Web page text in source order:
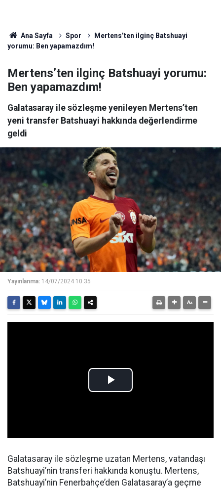
Ana Sayfa Spor
Mertens’ten ilginç Batshuayi
yorumu: Ben yapamazdım!
Mertens’ten ilginç Batshuayi yorumu:
Ben yapamazdım!
Galatasaray ile sözleşme yenileyen Mertens’ten
yeni transfer Batshuayi hakkında değerlendirme
geldi
Yayınlanma: 14/07/2024 10:35
Galatasaray ile sözleşme uzatan Mertens, vatandaşı
Batshuayi’nin transferi hakkında konuştu. Mertens,
Batshuayi’nin Fenerbahçe’den Galatasaray’a geçme